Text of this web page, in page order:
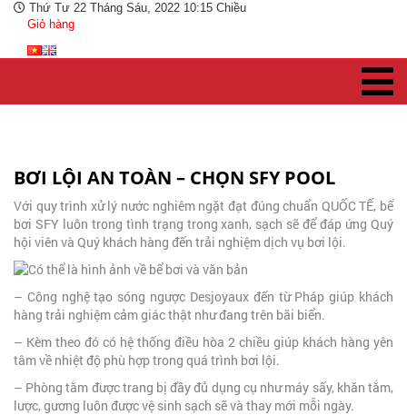
Thứ Tư 22 Tháng Sáu, 2022 10:15 Chiều
Giỏ hàng
BƠI LỘI AN TOÀN – CHỌN SFY POOL
Với quy trình xử lý nước nghiêm ngặt đạt đúng chuẩn QUỐC TẾ, bể
bơi SFY luôn trong tình trạng trong xanh, sạch sẽ để đáp ứng Quý
hội viên và Quý khách hàng đến trải nghiệm dịch vụ bơi lội.
– Công nghệ tạo sóng ngược Desjoyaux đến từ Pháp giúp khách
hàng trải nghiệm cảm giác thật như đang trên bãi biển.
– Kèm theo đó có hệ thống điều hòa 2 chiều giúp khách hàng yên
tâm về nhiệt độ phù hợp trong quá trình bơi lội.
– Phòng tắm được trang bị đầy đủ dụng cụ như máy sấy, khăn tắm,
lược, gương luôn được vệ sinh sạch sẽ và thay mới mỗi ngày.